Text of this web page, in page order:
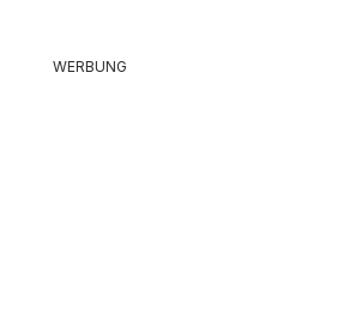
WERBUNG